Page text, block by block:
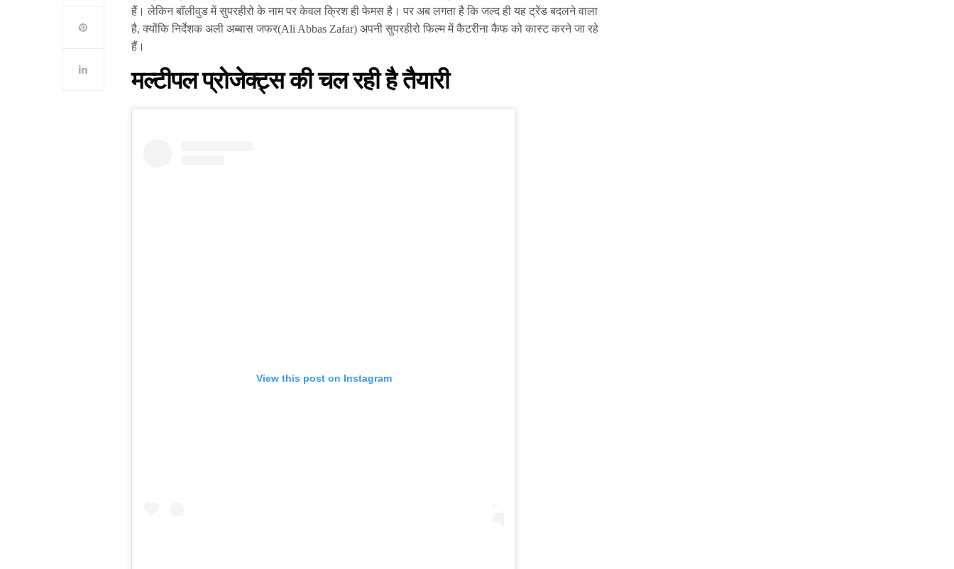
हैं। लेकिन बॉलीवुड में सुपरहीरो के नाम पर केवल क्रिश ही फेमस है। पर अब लगता है कि जल्द ही यह ट्रेंड बदलने वाला
है, क्योंकि निर्देशक अली अब्बास जफर(Ali Abbas Zafar) अपनी सुपरहीरो फिल्म में कैटरीना कैफ को कास्ट करने जा रहे
हैं।
मल्टीपल प्रोजेक्ट्स की चल रही है तैयारी
View this post on Instagram